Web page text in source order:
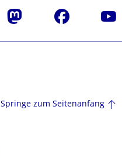
Mastodon Facebook
Springe zum Seitenanfang